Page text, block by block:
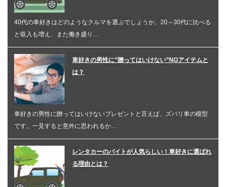
40代の車好きはどのようなクルマを選ぶでしょうか。20～30代に比べる
と収入も増え、また働き盛り…
車好きの男性に”贈ってはいけない”NGアイテムと
は？
車好きの男性に贈ってはいけないプレゼントと言えば、ズバリ車の模型
です。一見すると意外に思われるか…
レンタカーのバイトが人気らしい！車好きに選ばれ
る理由とは？